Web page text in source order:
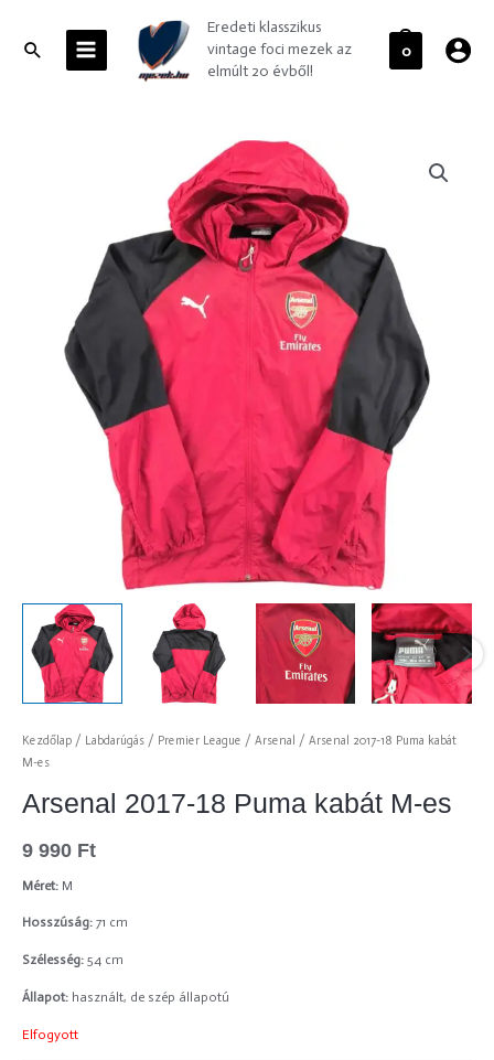
contentSearchMENU
Eredeti klasszikus
vintage foci mezek az
elmúlt 20 évből!
0
Kezdőlap / Labdarúgás / Premier League / Arsenal / Arsenal 2017-18 Puma kabát
M-es
Arsenal 2017-18 Puma kabát M-es
9 990 Ft
Méret: M
Hosszúság: 71 cm
Szélesség: 54 cm
Állapot: használt, de szép állapotú
Elfogyott